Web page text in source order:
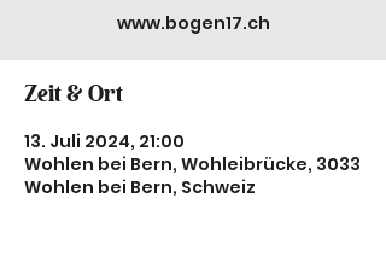
www.bogen17.ch
Zeit & Ort
13. Juli 2024, 21:00
Wohlen bei Bern, Wohleibrücke, 3033
Wohlen bei Bern, Schweiz